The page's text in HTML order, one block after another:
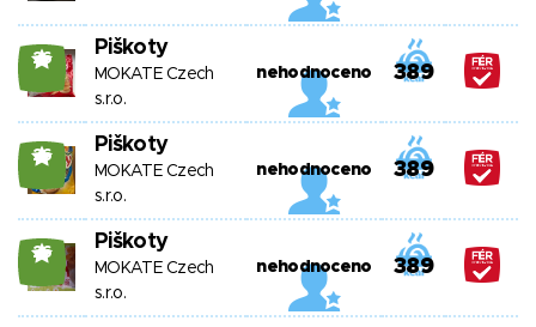
26 Piškoty
MOKATE Czech
s.r.o.
nehodnoceno 389
26 Piškoty
MOKATE Czech
s.r.o.
nehodnoceno 389
26 Piškoty
MOKATE Czech
s.r.o.
nehodnoceno 389